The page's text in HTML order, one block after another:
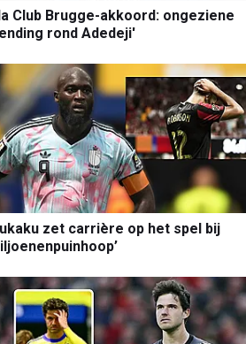
Club Brugge-akkoord: ongeziene
rond Adedeji'
zet carrière op het spel bij